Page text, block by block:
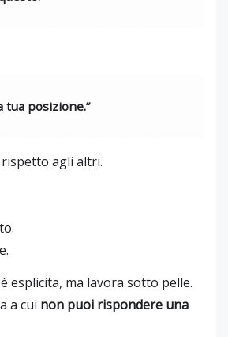
tua posizione.”
agli altri.
esplicita, ma lavora sotto pelle.
a cui non puoi rispondere una